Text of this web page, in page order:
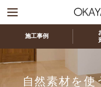
施工事例
自然素材を